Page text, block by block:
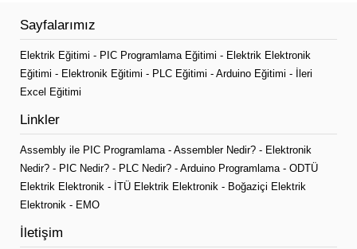
Sayfalarımız
Elektrik Eğitimi - PIC Programlama Eğitimi - Elektrik Elektronik
Eğitimi - Elektronik Eğitimi - PLC Eğitimi - Arduino Eğitimi -
İleri
Excel Eğitimi
Linkler
Assembly ile PIC Programlama- Assembler Nedir? - Elektronik
Nedir? - PIC Nedir? - PLC Nedir? - Arduino Programlama- ODTÜ
Elektrik Elektronik - İTÜ Elektrik Elektronik - Boğaziçi Elektrik
Elektronik - EMO
İletişim